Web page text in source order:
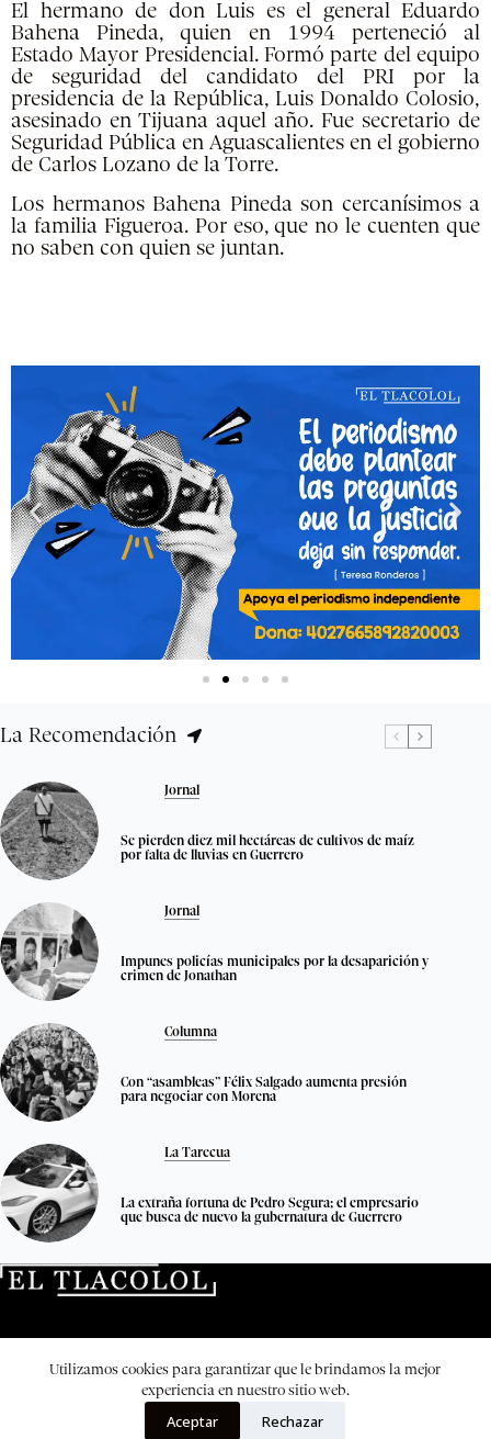
Utilizamos cookies para garantizar que le brindamos la mejor
experiencia en nuestro sitio web.
Aceptar Rechazar
El hermano de don Luis es el general Eduardo
Bahena Pineda, quien en 1994 perteneció al
Estado Mayor Presidencial. Formó parte del equipo
de seguridad del candidato del PRI por la
presidencia de la República, Luis Donaldo Colosio,
asesinado en Tijuana aquel año. Fue secretario de
Seguridad Pública en Aguascalientes en el gobierno
de Carlos Lozano de la Torre.
Los hermanos Bahena Pineda son cercanísimos a
la familia Figueroa. Por eso, que no le cuenten que
no saben con quien se juntan.
La Recomendación
Jornal
Se pierden diez mil hectáreas de cultivos de maíz
por falta de lluvias en Guerrero
Jornal
Impunes policías municipales por la desaparición y
crimen de Jonathan
Columna
Con “asambleas” Félix Salgado aumenta presión
para negociar con Morena
La Tarecua
La extraña fortuna de Pedro Segura; el empresario
que busca de nuevo la gubernatura de Guerrero
El Tlacolol © 2026. Todos los derechos reservados.